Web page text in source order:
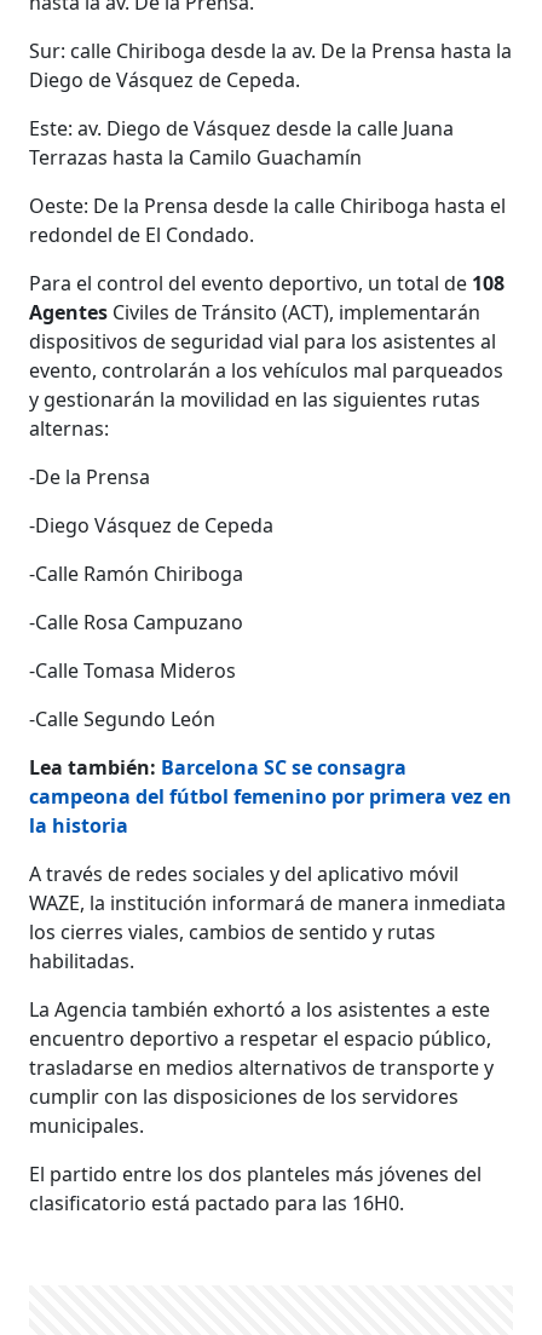
Sur: calle Chiriboga desde la av. De la Prensa hasta la
Diego de Vásquez de Cepeda.
Este: av. Diego de Vásquez desde la calle Juana
Terrazas hasta la Camilo Guachamín
Oeste: De la Prensa desde la calle Chiriboga hasta el
redondel de El Condado.
Para el control del evento deportivo, un total de 108
Agentes Civiles de Tránsito (ACT), implementarán
dispositivos de seguridad vial para los asistentes al
evento, controlarán a los vehículos mal parqueados
y gestionarán la movilidad en las siguientes rutas
alternas:
-De la Prensa
-Diego Vásquez de Cepeda
-Calle Ramón Chiriboga
-Calle Rosa Campuzano
-Calle Tomasa Mideros
-Calle Segundo León
Lea también: Barcelona SC se consagra
campeona del fútbol femenino por primera vez en
la historia
A través de redes sociales y del aplicativo móvil
WAZE, la institución informará de manera inmediata
los cierres viales, cambios de sentido y rutas
habilitadas.
La Agencia también exhortó a los asistentes a este
encuentro deportivo a respetar el espacio público,
trasladarse en medios alternativos de transporte y
cumplir con las disposiciones de los servidores
municipales.
El partido entre los dos planteles más jóvenes del
clasificatorio está pactado para las 16H0.